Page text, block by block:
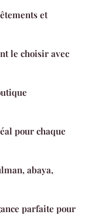
et
le choisir avec
pour chaque
abaya,
parfaite pour